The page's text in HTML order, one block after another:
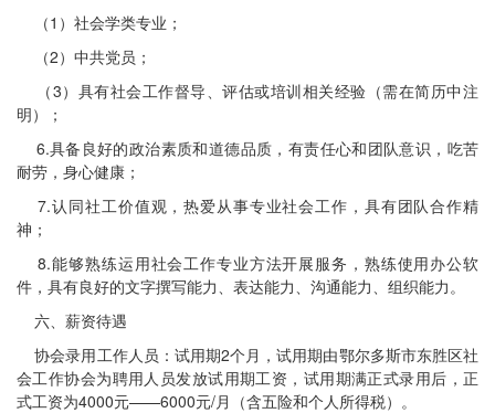
（1）社会学类专业；
（2）中共党员；
（3）具有社会工作督导、评估或培训相关经验（需在简历中注
明）；
6.具备良好的政治素质和道德品质，有责任心和团队意识，吃苦
耐劳，身心健康；
7.认同社工价值观，热爱从事专业社会工作，具有团队合作精
神；
8.能够熟练运用社会工作专业方法开展服务，熟练使用办公软
件，具有良好的文字撰写能力、表达能力、沟通能力、组织能力。
六、薪资待遇
协会录用工作人员：试用期2个月，试用期由鄂尔多斯市东胜区社
会工作协会为聘用人员发放试用期工资，试用期满正式录用后，正
式工资为4000元——6000元/月（含五险和个人所得税）。